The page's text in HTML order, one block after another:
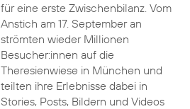
für eine erste Zwischenbilanz. Vom
Anstich am 17. September an
strömten wieder Millionen
Besucher:innen auf die
Theresienwiese in München und
teilten ihre Erlebnisse dabei in
Stories, Posts, Bildern und Videos